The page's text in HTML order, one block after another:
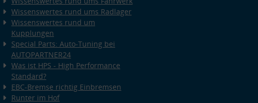
Wissenswertes rund ums Radlager
Wissenswertes rund um
Kupplungen
Special Parts: Auto-Tuning bei
AUTOPARTNER24
Was ist HPS - High Performance
Standard?
EBC-Bremse richtig Einbremsen
Runter im Hof